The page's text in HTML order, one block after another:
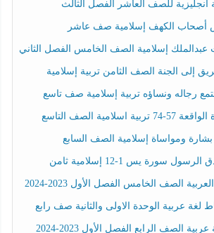
انجليزية للصف العاشر الفصل الثالث
الكهف إسلامية صف عاشر
إسلامية الصف الخامس الفصل الثاني
إلى الجنة الصف الثامن تربية إسلامية
رجاله ونساؤه تربية إسلامية صف تاسع
الصف التاسع
ومواساة إسلامية الصف السابع
سورة يس 1-12 إسلامية ثامن
الصف الخامس الفصل الأول 2023-2024
لغة عربية الوحدة الاولى والثانية صف رابع
الصف الرابع الفصل الأول 2023-2024